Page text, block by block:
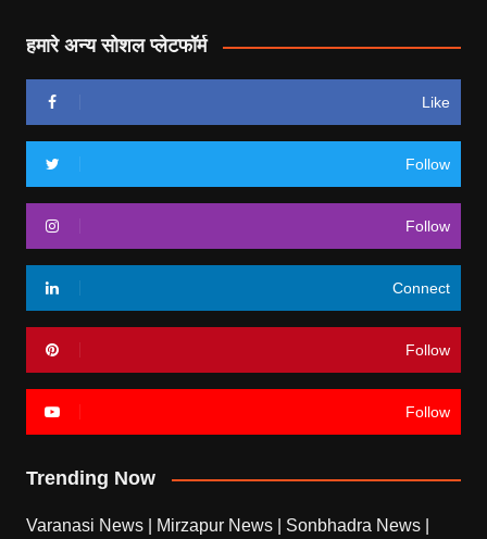
हमारे अन्य सोशल प्लेटफॉर्म
Like
Follow
Follow
Connect
Follow
Follow
Trending Now
Varanasi News Mirzapur News Sonbhadra News